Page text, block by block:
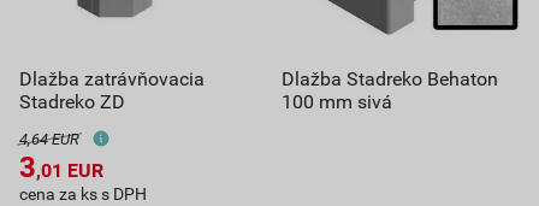
Dlažba zatrávňovacia
Stadreko ZD
4,64 EUR
3,01 EUR
cena za ks s DPH
Dlažba Stadreko Behaton
100 mm sivá